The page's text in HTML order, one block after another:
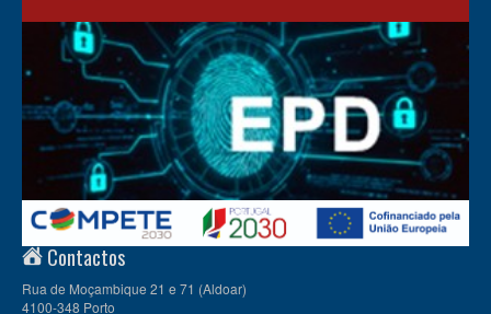
Contactos
Rua de Moçambique 21 e 71 (Aldoar)
4100-348 Porto